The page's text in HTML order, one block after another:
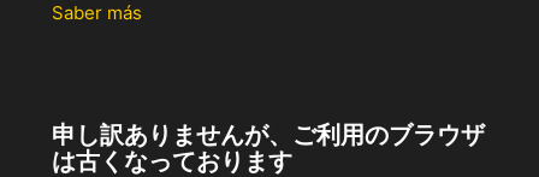
Saber más
申し訳ありませんが、ご利用のブラウザ
は古くなっております